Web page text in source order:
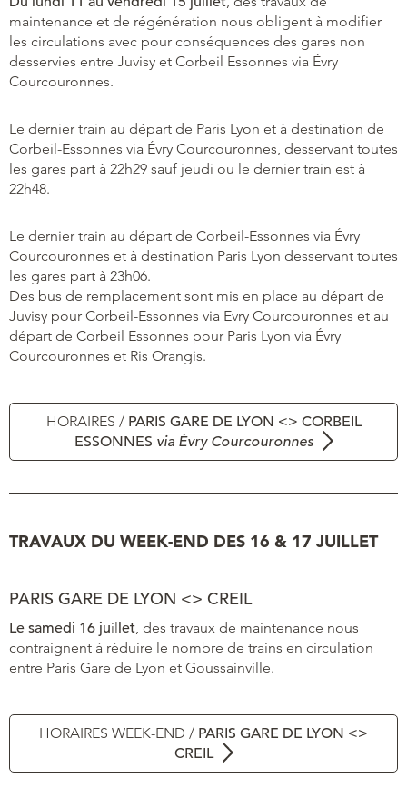
maintenance et de régénération nous obligent à modifier
les circulations avec pour conséquences des gares non
desservies entre Juvisy et Corbeil Essonnes via Évry
Courcouronnes.
Le dernier train au départ de Paris Lyon et à destination de
Corbeil-Essonnes via Évry Courcouronnes, desservant toutes
les gares part à 22h29 sauf jeudi ou le dernier train est à
22h48.
Le dernier train au départ de Corbeil-Essonnes via Évry
Courcouronnes et à destination Paris Lyon desservant toutes
les gares part à 23h06.
Des bus de remplacement sont mis en place au départ de
Juvisy pour Corbeil-Essonnes via Evry Courcouronnes et au
départ de Corbeil Essonnes pour Paris Lyon via Évry
Courcouronnes et Ris Orangis.
HORAIRES / PARIS GARE DE LYON <> CORBEIL
ESSONNES via Évry Courcouronnes
TRAVAUX DU WEEK-END DES 16 & 17 JUILLET
PARIS GARE DE LYON <> CREIL
Le samedi 16 juillet , des travaux de maintenance nous
contraignent à réduire le nombre de trains en circulation
entre Paris Gare de Lyon et Goussainville.
HORAIRES WEEK-END / PARIS GARE DE LYON <>
CREIL